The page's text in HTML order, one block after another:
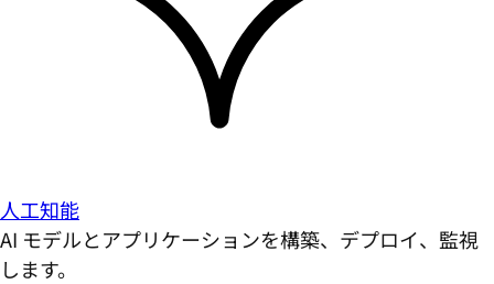
人工知能
AI モデルとアプリケーションを構築、デプロイ、監視
します。